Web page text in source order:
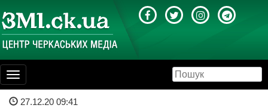
Toggle
navigation
27.12.20 09:41